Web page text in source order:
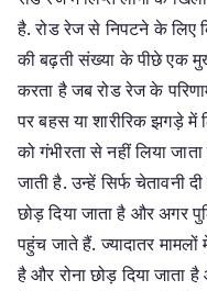
है. रोड रेज से निपटने के लिए
की बढ़ती संख्या के पीछे एक
करता है जब रोड रेज के
पर बहस या शारीरिक झगड़े में
को गंभीरता से नहीं लिया
जाती है. उन्हें सिर्फ चेतावनी
छोड़ दिया जाता है और अगर
पहुंच जाते हैं. ज्यादातर मामलों
है और रोना छोड़ दिया जाता